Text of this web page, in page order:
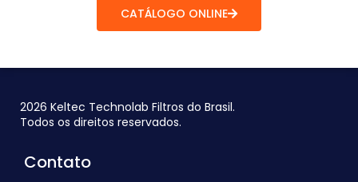
CATÁLOGO ONLINE
2026 Keltec Technolab Filtros do Brasil.
Todos os direitos reservados.
Contato